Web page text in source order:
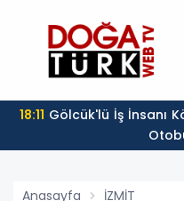
18:11
Anasayfa İZMİT